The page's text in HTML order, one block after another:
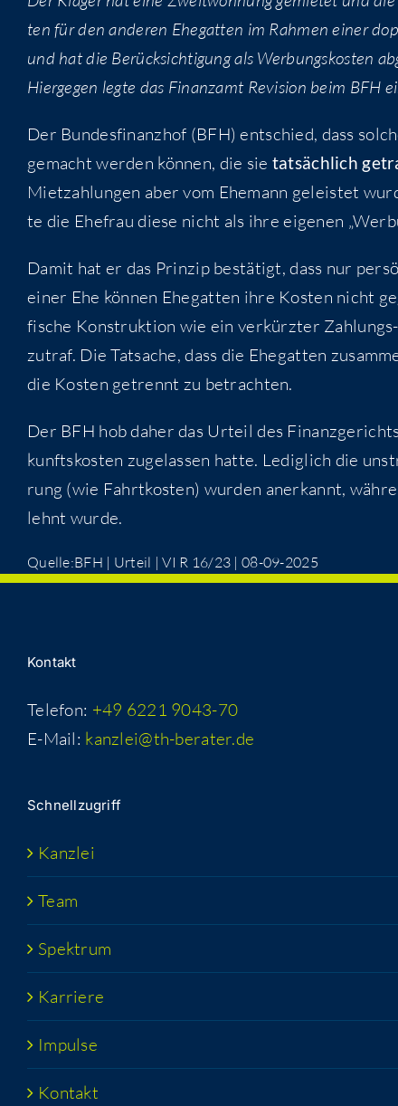
ten für den ande­ren Ehe­gat­ten im Rah­men einer
und hat die Berück­sich­ti­gung als Wer­bungs­kos­ten
Hier­ge­gen leg­te das Finanz­amt Revi­si­on beim BFH
Der Bun­des­fi­nanz­hof (BFH) ent­schied, dass
gemacht wer­den kön­nen, die sie tat­säch­lich
Miet­zah­lun­gen aber vom Ehe­mann geleis­tet
te die Ehe­frau die­se nicht als ihre eige­nen
Damit hat er das Prin­zip bestä­tigt, dass nur
einer Ehe kön­nen Ehe­gat­ten ihre Kos­ten nicht
fi­sche Kon­struk­ti­on wie ein ver­kürz­ter
zutraf. Die Tat­sa­che, dass die Ehe­gat­ten
die Kos­ten getrennt zu betrachten.
Der BFH hob daher das Urteil des
kunfts­kos­ten zuge­las­sen hat­te. Ledig­lich die
rung (wie Fahrt­kos­ten) wur­den aner­kannt,
lehnt wurde.
Quelle:BFH | Urteil | VI R 16/23 | 08-09-2025
Kon­takt
Telefon: +49 6221 9043-70
E-Mail: kanzlei@th-berater.de
Schnell­zu­griff
Kanz­lei
Team
Spek­trum
Kar­rie­re
Impul­se
Kon­takt